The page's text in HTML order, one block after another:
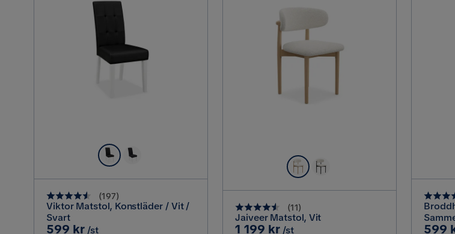
(197)
Viktor Matstol, Konstläder / Vit /
Svart
Pris
599 kr /st
(11)
Jaiveer Matstol, Vit
Pris
1 199 kr /st Pris
599